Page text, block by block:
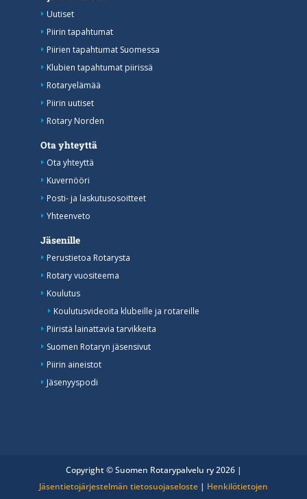
Uutiset
Piirin tapahtumat
Piirien tapahtumat Suomessa
Klubien tapahtumat piirissä
Rotaryelämää
Piirin uutiset
Rotary Norden
Ota yhteyttä
Ota yhteyttä
Kuvernööri
Posti- ja laskutusosoitteet
Yhteenveto
Jäsenille
Perustietoa Rotarysta
Rotary vuositeema
Koulutus
Koulutusvideoita klubeille ja rotareille
Piiristä lainattavia tarvikkeita
Suomen Rotaryn jäsensivut
Piirin aineistot
Jäsenyyspodi
Copyright © Suomen Rotarypalvelu ry 2026 |
Jäsentietojärjestelmän tietosuojaseloste | Henkilötietojen